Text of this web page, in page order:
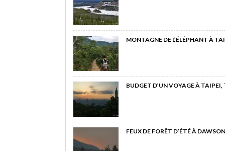
MONTAGNE DE L’ÉLÉPHANT À
BUDGET D’UN VOYAGE À
FEUX DE FORÊT D’ÉTÉ À